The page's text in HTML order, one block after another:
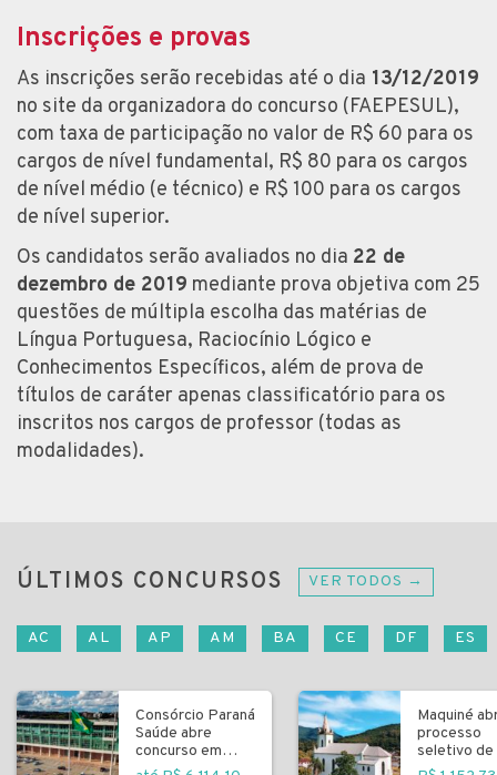
Inscrições e provas
As inscrições serão recebidas até o dia 13/12/2019
no site da organizadora do concurso (FAEPESUL),
com taxa de participação no valor de R$ 60 para os
cargos de nível fundamental, R$ 80 para os cargos
de nível médio (e técnico) e R$ 100 para os cargos
de nível superior.
Os candidatos serão avaliados no dia 22 de
dezembro de 2019 mediante prova objetiva com 25
questões de múltipla escolha das matérias de
Língua Portuguesa, Raciocínio Lógico e
Conhecimentos Específicos, além de prova de
títulos de caráter apenas classificatório para os
inscritos nos cargos de professor (todas as
modalidades).
ÚLTIMOS CONCURSOS VER TODOS →
AC AL AP AM BA CE DF ES
Consórcio Paraná
Saúde abre
concurso em
Curitiba
Maquiné
processo
seletivo de